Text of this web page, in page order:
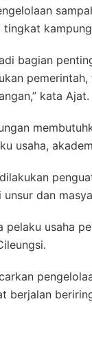
tingkat
bagian
kata Ajat.
usaha,
dan
usaha
berjalan